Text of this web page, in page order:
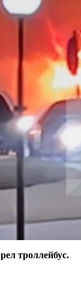
троллейбус.